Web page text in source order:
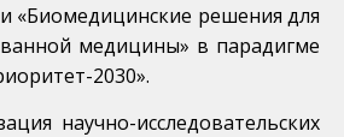
«Биомедицинские решения для
медицины» в парадигме
2030».
научно-исследовательских